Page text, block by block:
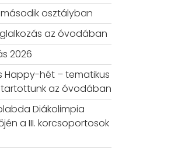
osztályban
az óvodában
2026
Happy-hét – tematikus
az óvodában
Diákolimpia
a III. korcsoportosok